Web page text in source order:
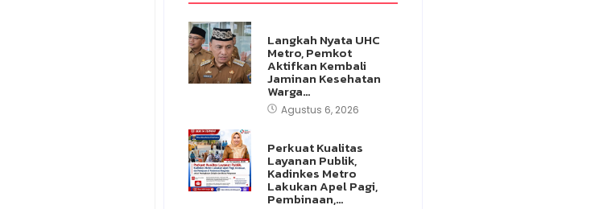
Langkah Nyata UHC
Metro, Pemkot
Aktifkan Kembali
Jaminan Kesehatan
Warga…
Agustus 6, 2026
Perkuat Kualitas
Layanan Publik,
Kadinkes Metro
Lakukan Apel Pagi,
Pembinaan,…